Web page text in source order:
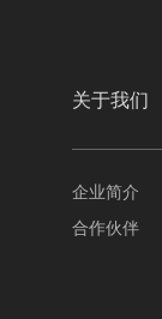
关于我们
企业简介
合作伙伴